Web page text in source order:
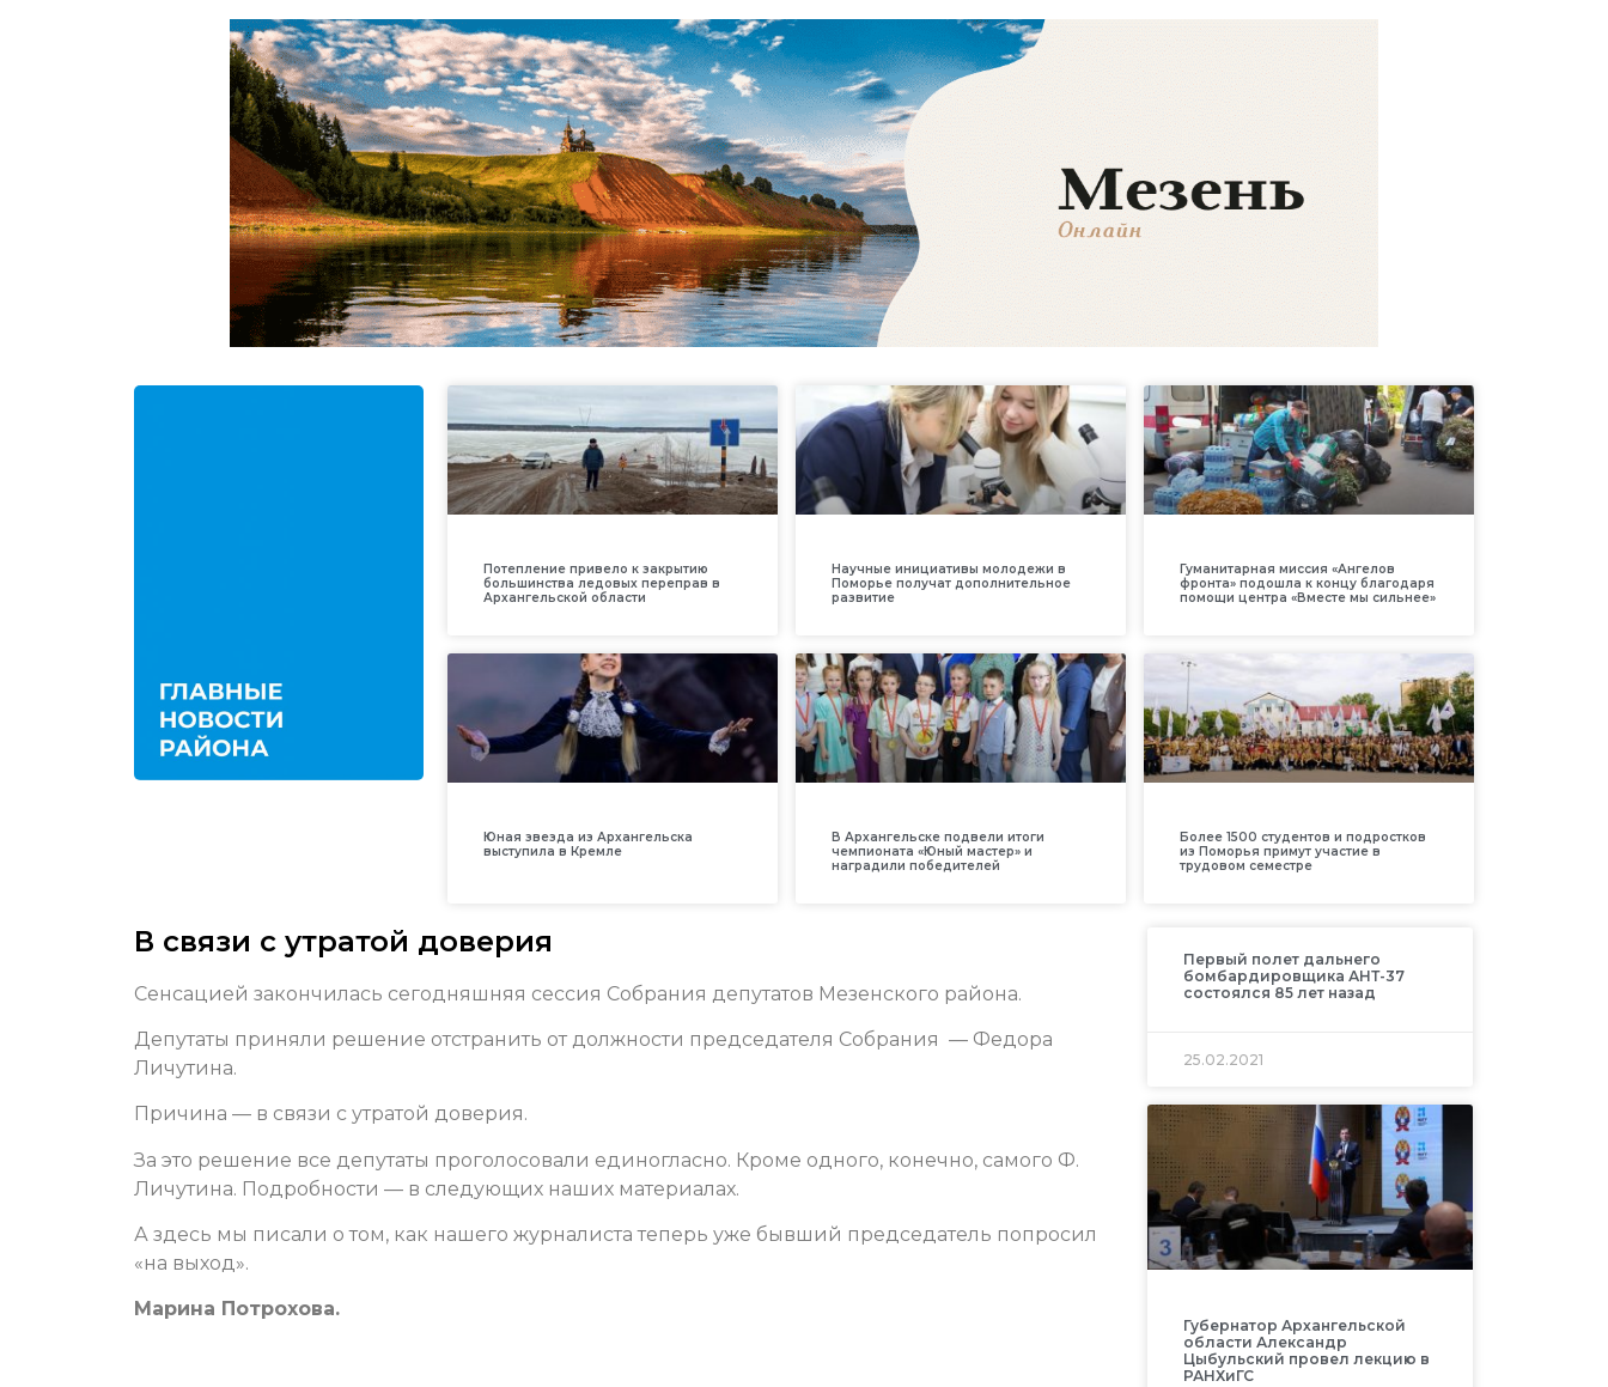
Потепление привело к закрытию
большинства ледовых переправ в
Архангельской области
Научные инициативы молодежи в
Поморье получат дополнительное
развитие
Гуманитарная миссия «Ангелов
фронта» подошла к концу благодаря
помощи центра «Вместе мы сильнее»
Юная звезда из Архангельска
выступила в Кремле
В Архангельске подвели итоги
чемпионата «Юный мастер» и
наградили победителей
Более 1500 студентов и подростков
из Поморья примут участие в
трудовом семестре
В связи с утратой доверия
Сенсацией закончилась сегодняшняя сессия Собрания депутатов Мезенского района.
Депутаты приняли решение отстранить от должности председателя Собрания — Федора
Личутина.
Причина — в связи с утратой доверия.
За это решение все депутаты проголосовали единогласно. Кроме одного, конечно, самого Ф.
Личутина. Подробности — в следующих наших материалах.
А здесь мы писали о том, как нашего журналиста теперь уже бывший председатель попросил
«на выход».
Марина Потрохова.
Первый полет дальнего
бомбардировщика АНТ-37
состоялся 85 лет назад
25.02.2021
Губернатор Архангельской
области Александр
Цыбульский провел лекцию в
РАНХиГС